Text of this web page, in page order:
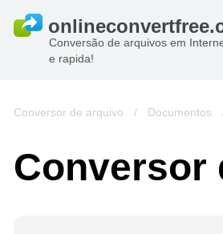
Conversão de arquivos em
e rapida!
Conversor de arquivo / Documentos
Conversor